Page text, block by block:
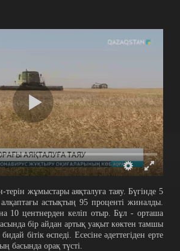
жұмыстары аяқталуға таяу. Бүгінде 5
астықтың 95 проценті жиналды.
10 центнерден келіп отыр. Бұл - орташа
бір айдан артық уақыт көктен тамшы
бітік өспеді. Есесіне әдеттегіден ерте
басында орақ түсті.